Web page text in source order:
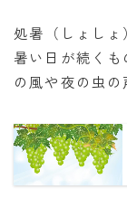
処暑（しょし
暑い日が続く
の風や夜の虫の